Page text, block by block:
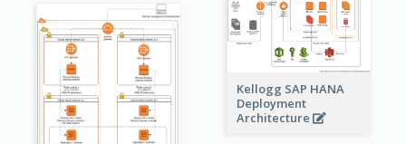
Kellogg SAP HANA
Deployment
Architecture